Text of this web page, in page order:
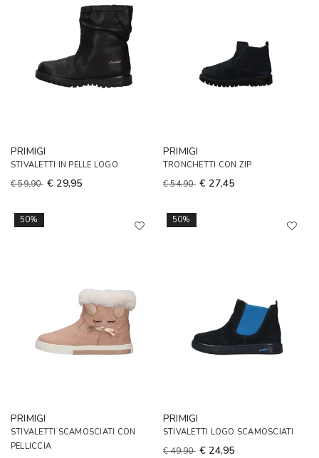
PRIMIGI
STIVALETTI IN PELLE LOGO
€ 59,90 € 29,95
PRIMIGI
TRONCHETTI CON ZIP
€ 54,90 € 27,45
50%
PRIMIGI
STIVALETTI SCAMOSCIATI CON
PELLICCIA
50%
PRIMIGI
STIVALETTI LOGO SCAMOSCIATI
€ 49,90 € 24,95